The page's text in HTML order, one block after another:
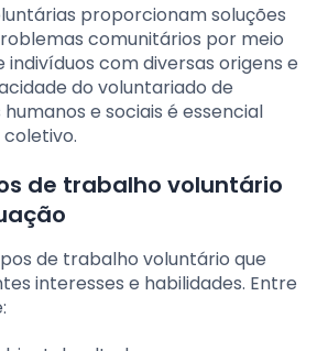
proporcionam soluções
comunitários por meio
com diversas origens e
do voluntariado de
e sociais é essencial
de trabalho voluntário
de trabalho voluntário que
interesses e habilidades. Entre